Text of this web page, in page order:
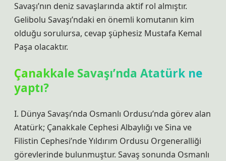
Savaşı’nın deniz savaşlarında aktif rol almıştır.
Gelibolu Savaşı’ndaki en önemli komutanın kim
olduğu sorulursa, cevap şüphesiz Mustafa Kemal
Paşa olacaktır.
Çanakkale Savaşı’nda Atatürk ne
yaptı?
I. Dünya Savaşı’nda Osmanlı Ordusu’nda görev alan
Atatürk; Çanakkale Cephesi Albaylığı ve Sina ve
Filistin Cephesi’nde Yıldırım Ordusu Orgeneralliği
görevlerinde bulunmuştur. Savaş sonunda Osmanlı